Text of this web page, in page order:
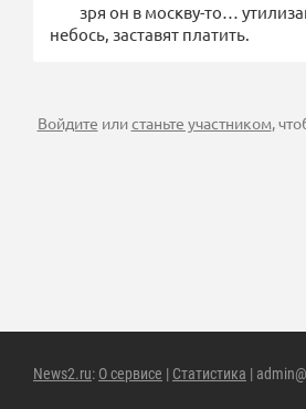
зря он в москву-то…
небось, заставят платить.
Войдите илистаньте участником,
News2.ru: О сервисе | Статистика |